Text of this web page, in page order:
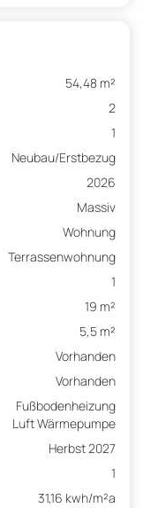
54,48 m²
2
1
Neubau/Erstbezug
2026
Massiv
Wohnung
Terrassenwohnung
1
19 m²
5,5 m²
Vorhanden
Vorhanden
Fußbodenheizung
Luft Wärmepumpe
Herbst 2027
1
31,16 kwh/m²a